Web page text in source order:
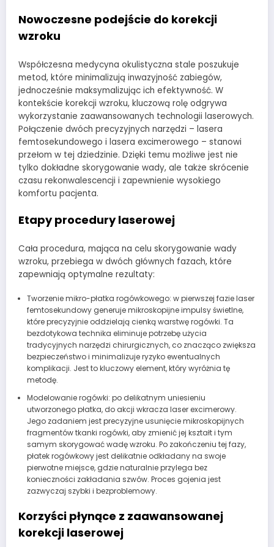
Nowoczesne podejście do korekcji
wzroku
Współczesna medycyna okulistyczna stale poszukuje
metod, które minimalizują inwazyjność zabiegów,
jednocześnie maksymalizując ich efektywność. W
kontekście korekcji wzroku, kluczową rolę odgrywa
wykorzystanie zaawansowanych technologii laserowych.
Połączenie dwóch precyzyjnych narzędzi – lasera
femtosekundowego i lasera excimerowego – stanowi
przełom w tej dziedzinie. Dzięki temu możliwe jest nie
tylko dokładne skorygowanie wady, ale także skrócenie
czasu rekonwalescencji i zapewnienie wysokiego
komfortu pacjenta.
Etapy procedury laserowej
Cała procedura, mająca na celu skorygowanie wady
wzroku, przebiega w dwóch głównych fazach, które
zapewniają optymalne rezultaty:
Tworzenie mikro-płatka rogówkowego: w pierwszej fazie laser
femtosekundowy generuje mikroskopijne impulsy świetlne,
które precyzyjnie oddzielają cienką warstwę rogówki. Ta
bezdotykowa technika eliminuje potrzebę użycia
tradycyjnych narzędzi chirurgicznych, co znacząco zwiększa
bezpieczeństwo i minimalizuje ryzyko ewentualnych
komplikacji. Jest to kluczowy element, który wyróżnia tę
metodę.
Modelowanie rogówki: po delikatnym uniesieniu
utworzonego płatka, do akcji wkracza laser excimerowy.
Jego zadaniem jest precyzyjne usunięcie mikroskopijnych
fragmentów tkanki rogówki, aby zmienić jej kształt i tym
samym skorygować wadę wzroku. Po zakończeniu tej fazy,
płatek rogówkowy jest delikatnie odkładany na swoje
pierwotne miejsce, gdzie naturalnie przylega bez
konieczności zakładania szwów. Proces gojenia jest
zazwyczaj szybki i bezproblemowy.
Korzyści płynące z zaawansowanej
korekcji laserowej